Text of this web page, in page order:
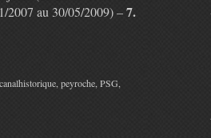
2007 au 30/05/2009) –7.
, peyroche PSG